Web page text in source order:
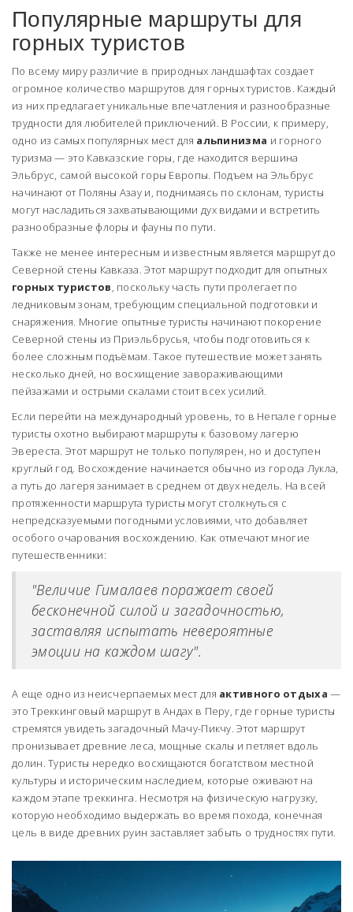
Популярные маршруты для
горных туристов
По всему миру различие в природных ландшафтах создает
огромное количество маршрутов для горных туристов. Каждый
из них предлагает уникальные впечатления и разнообразные
трудности для любителей приключений. В России, к примеру,
одно из самых популярных мест для альпинизма и горного
туризма — это Кавказские горы, где находится вершина
Эльбрус, самой высокой горы Европы. Подъем на Эльбрус
начинают от Поляны Азау и, поднимаясь по склонам, туристы
могут насладиться захватывающими дух видами и встретить
разнообразные флоры и фауны по пути.
Также не менее интересным и известным является маршрут до
Северной стены Кавказа. Этот маршрут подходит для опытных
горных туристов, поскольку часть пути пролегает по
ледниковым зонам, требующим специальной подготовки и
снаряжения. Многие опытные туристы начинают покорение
Северной стены из Приэльбрусья, чтобы подготовиться к
более сложным подъёмам. Такое путешествие может занять
несколько дней, но восхищение завораживающими
пейзажами и острыми скалами стоит всех усилий.
Если перейти на международный уровень, то в Непале горные
туристы охотно выбирают маршруты к базовому лагерю
Эвереста. Этот маршрут не только популярен, но и доступен
круглый год. Восхождение начинается обычно из города Лукла,
а путь до лагеря занимает в среднем от двух недель. На всей
протяженности маршрута туристы могут столкнуться с
непредсказуемыми погодными условиями, что добавляет
особого очарования восхождению. Как отмечают многие
путешественники:
"Величие Гималаев поражает своей
бесконечной силой и загадочностью,
заставляя испытать невероятные
эмоции на каждом шагу".
А еще одно из неисчерпаемых мест для активного отдыха —
это Треккинговый маршрут в Андах в Перу, где горные туристы
стремятся увидеть загадочный Мачу-Пикчу. Этот маршрут
пронизывает древние леса, мощные скалы и петляет вдоль
долин. Туристы нередко восхищаются богатством местной
культуры и историческим наследием, которые оживают на
каждом этапе треккинга. Несмотря на физическую нагрузку,
которую необходимо выдержать во время похода, конечная
цель в виде древних руин заставляет забыть о трудностях пути.